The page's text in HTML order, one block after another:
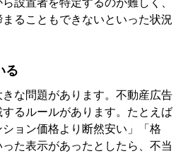
設置者を特定するのが難しく、
ることもできないといった状況
る
な問題があります。不動産広告
るルールがあります。たとえば
ション価格より断然安い」「格
た表示があったとしたら、不当